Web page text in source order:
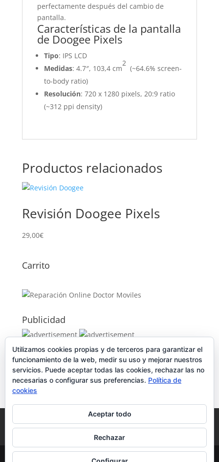
perfectamente después del cambio de
pantalla.
Características de la pantalla
de Doogee Pixels
Tipo: IPS LCD
Medidas: 4.7″, 103,4 cm
2
(~64.6% screen-
to-body ratio)
Resolución: 720 x 1280 pixels, 20:9 ratio
(~312 ppi density)
Productos relacionados
Revisión Doogee Pixels
29,00€
Carrito
Publicidad
Publicidad
Política de Cookies
Condiciones y Privacidad
Tienda
© DoctorMoviles.com | Sitio Construido por
Utilizamos cookies propias y de terceros para garantizar el
funcionamiento de la web, medir su uso y mejorar nuestros
servicios. Puede aceptar todas las cookies, rechazar las no
necesarias o configurar sus preferencias. Política de
cookies
Aceptar todo
Rechazar